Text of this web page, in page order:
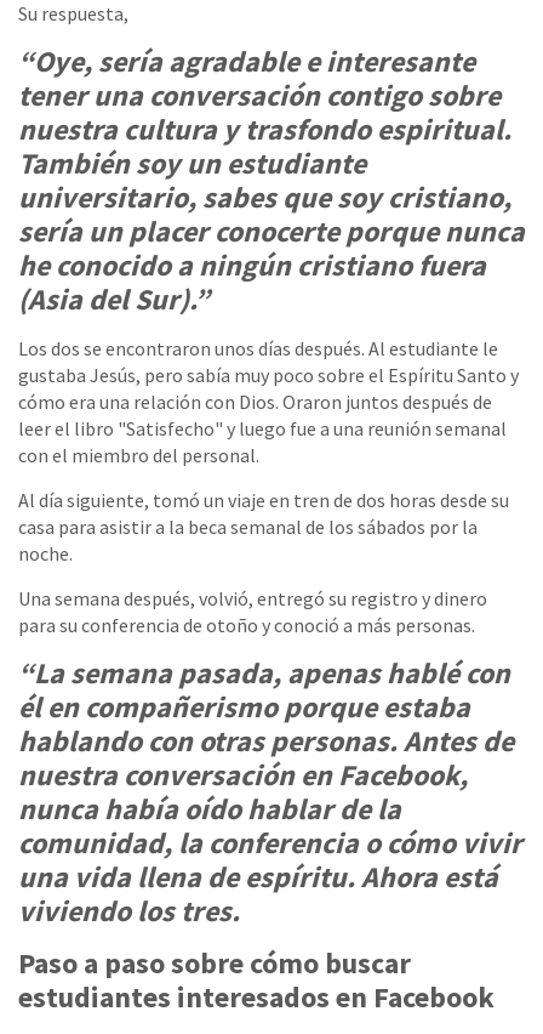
Su respuesta,
“Oye, sería agradable e interesante
tener una conversación contigo sobre
nuestra cultura y trasfondo espiritual.
También soy un estudiante
universitario, sabes que soy cristiano,
sería un placer conocerte porque nunca
he conocido a ningún cristiano fuera
(Asia del Sur).”
Los dos se encontraron unos días después. Al estudiante le
gustaba Jesús, pero sabía muy poco sobre el Espíritu Santo y
cómo era una relación con Dios. Oraron juntos después de
leer el libro "Satisfecho" y luego fue a una reunión semanal
con el miembro del personal.
Al día siguiente, tomó un viaje en tren de dos horas desde su
casa para asistir a la beca semanal de los sábados por la
noche.
Una semana después, volvió, entregó su registro y dinero
para su conferencia de otoño y conoció a más personas.
“La semana pasada, apenas hablé con
él en compañerismo porque estaba
hablando con otras personas. Antes de
nuestra conversación en Facebook,
nunca había oído hablar de la
comunidad, la conferencia o cómo vivir
una vida llena de espíritu. Ahora está
viviendo los tres.
Paso a paso sobre cómo buscar
estudiantes interesados ​​en Facebook